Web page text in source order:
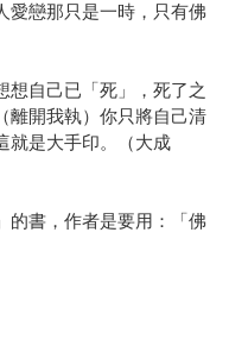
愛戀那只是一時，只有佛
想自己已「死」，死了之
離開我執）你只將自己清
就是大手印。（大成
的書，作者是要用：「佛